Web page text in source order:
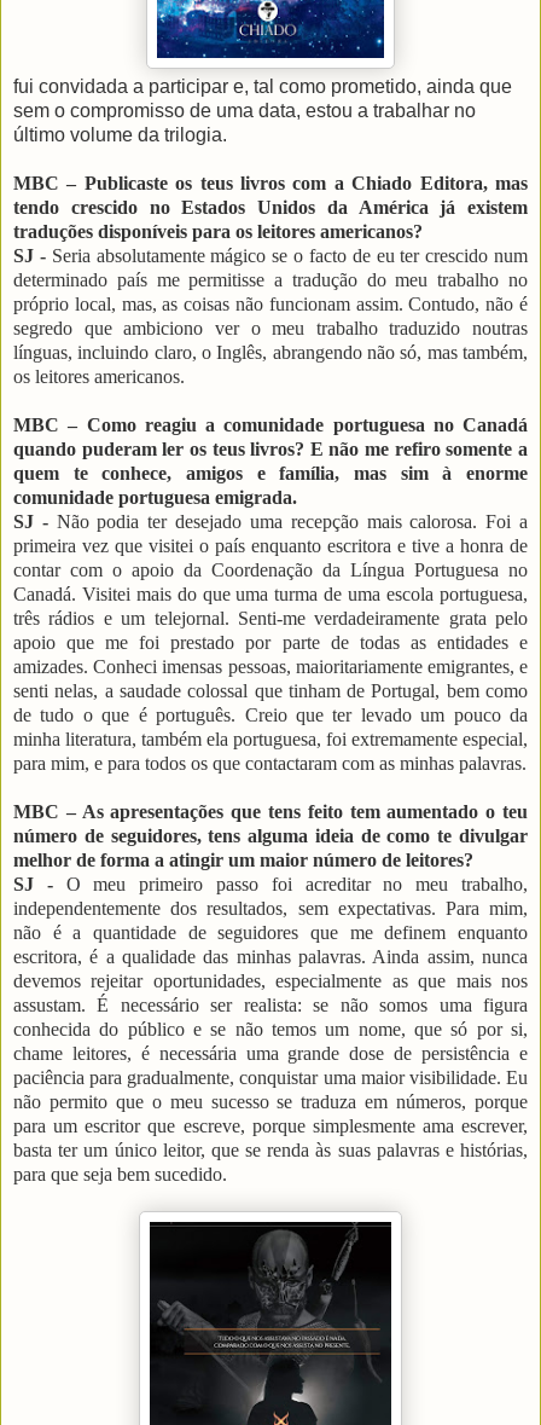
fui convidada a participar e, tal como prometido, ainda que
sem o compromisso de uma data, estou a trabalhar no
último volume da trilogia.
MBC – Publicaste os teus livros com a Chiado Editora, mas
tendo crescido no Estados Unidos da América já existem
traduções disponíveis para os leitores americanos?
SJ -Seria absolutamente mágico se o facto de eu ter crescido num
determinado país me permitisse a tradução do meu trabalho no
próprio local, mas, as coisas não funcionam assim. Contudo, não é
segredo que ambiciono ver o meu trabalho traduzido noutras
línguas, incluindo claro, o Inglês, abrangendo não só, mas também,
os leitores americanos.
MBC – Como reagiu a comunidade portuguesa no Canadá
quando puderam ler os teus livros? E não me refiro somente a
quem te conhece, amigos e família, mas sim à enorme
comunidade portuguesa emigrada.
SJ -Não podia ter desejado uma recepção mais calorosa. Foi a
primeira vez que visitei o país enquanto escritora e tive a honra de
contar com o apoio da Coordenação da Língua Portuguesa no
Canadá. Visitei mais do que uma turma de uma escola portuguesa,
três rádios e um telejornal. Senti-me verdadeiramente grata pelo
apoio que me foi prestado por parte de todas as entidades e
amizades. Conheci imensas pessoas, maioritariamente emigrantes, e
senti nelas, a saudade colossal que tinham de Portugal, bem como
de tudo o que é português. Creio que ter levado um pouco da
minha literatura, também ela portuguesa, foi extremamente especial,
para mim, e para todos os que contactaram com as minhas palavras.
MBC – As apresentações que tens feito tem aumentado o teu
número de seguidores, tens alguma ideia de como te divulgar
melhor de forma a atingir um maior número de leitores?
SJ -O meu primeiro passo foi acreditar no meu trabalho,
independentemente dos resultados, sem expectativas. Para mim,
não é a quantidade de seguidores que me definem enquanto
escritora, é a qualidade das minhas palavras. Ainda assim, nunca
devemos rejeitar oportunidades, especialmente as que mais nos
assustam. É necessário ser realista: se não somos uma figura
conhecida do público e se não temos um nome, que só por si,
chame leitores, é necessária uma grande dose de persistência e
paciência para gradualmente, conquistar uma maior visibilidade. Eu
não permito que o meu sucesso se traduza em números, porque
para um escritor que escreve, porque simplesmente ama escrever,
basta ter um único leitor, que se renda às suas palavras e histórias,
para que seja bem sucedido.